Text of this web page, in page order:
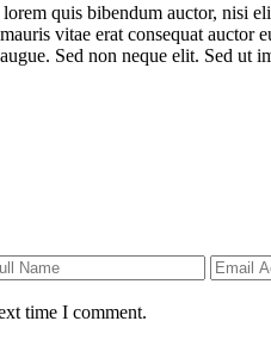
quis bibendum auctor, nisi
vitae erat consequat
Sed non neque elit. Sed
time I comment.